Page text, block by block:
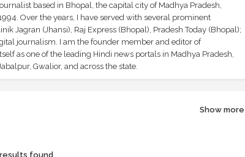
based in Bhopal, the capital city of Madhya Pradesh,
Over the years, I have served with several prominent
Jagran (Jhansi), Raj Express (Bhopal), Pradesh Today (Bhopal);
journalism. I am the founder member and editor of
as one of the leading Hindi news portals in Madhya Pradesh,
Gwalior, and across the state.
Show more
found